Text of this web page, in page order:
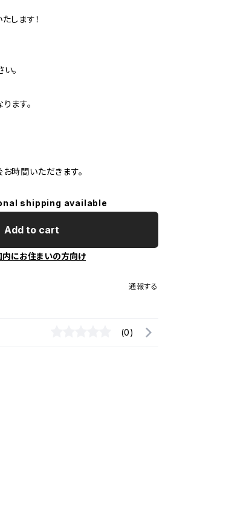
します！
。
ます。
時間いただきます。
shipping available
Add to cart
内にお住まいの方向け
通報する
(0)